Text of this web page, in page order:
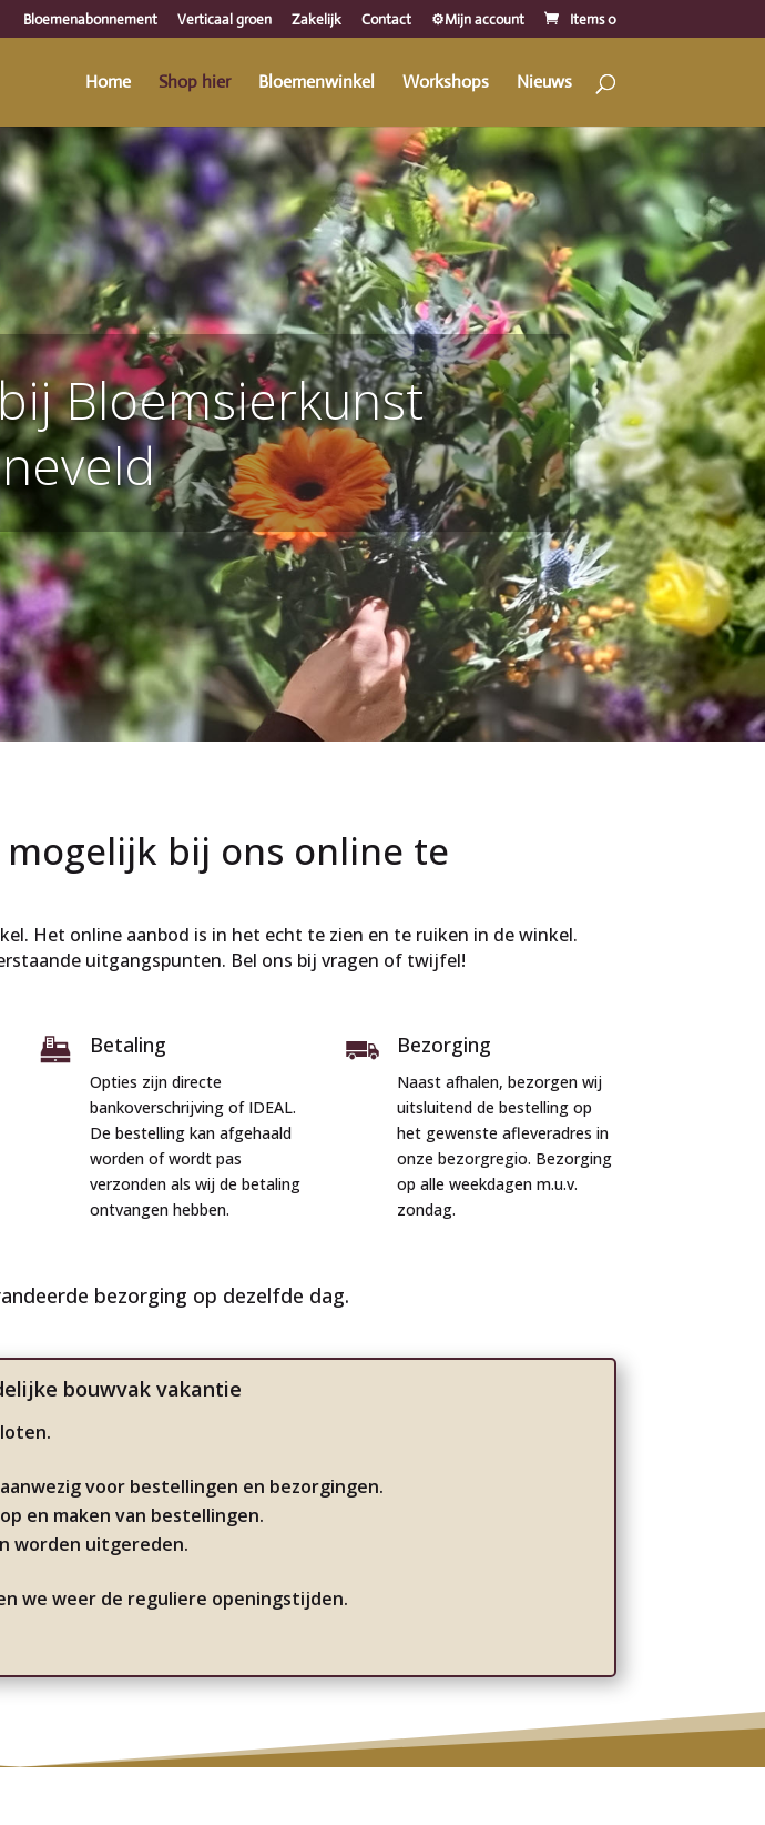
Bloemenabonnement Verticaal groen Zakelijk Contact ⚙️Mijn account Items 0
Home Shop hier Bloemenwinkel Workshops Nieuws
Bloemsierkunst
bij ons online te
Het online aanbod is in het echt te zien en te ruiken in de winkel.
uitgangspunten. Bel ons bij vragen of twijfel!
Betaling
Opties zijn directe
bankoverschrijving of IDEAL.
De bestelling kan afgehaald
worden of wordt pas
verzonden als wij de betaling
ontvangen hebben.
Bezorging
Naast afhalen, bezorgen wij
uitsluitend de bestelling op
het gewenste afleveradres in
onze bezorgregio. Bezorging
op alle weekdagen m.u.v.
zondag.
bezorging op dezelfde dag.
bouwvak vakantie
voor bestellingen en bezorgingen.
en maken van bestellingen.
worden uitgereden.
we weer de reguliere openingstijden.